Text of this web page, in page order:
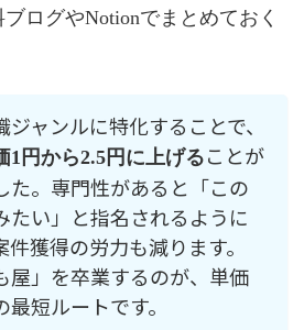
ログやNotionでまとめておく
ジャンルに特化することで、
1円から2.5円に上げる ことが
た。専門性があると「この
たい」と指名されるように
件獲得の労力も減ります。
屋」を卒業するのが、単価
最短ルートです。